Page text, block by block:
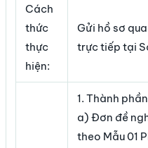
Cách
thức
thực
hiện:
Gửi hồ sơ
trực tiếp tại
1. Thành
a) Đơn đề
theo Mẫu 01